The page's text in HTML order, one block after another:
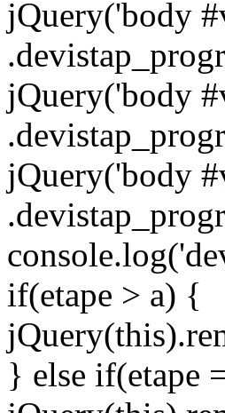
jQuery('body
jQuery('body
jQuery('body
if(etape > a) {
} else if(etape